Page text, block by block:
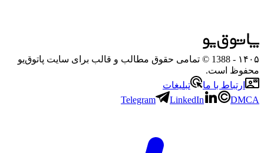
۱۴۰۵
- 1388 © تمامی حقوق مطالب و قالب برای سایت پاتوق‌یو
محفوظ است.
ارتباط با ما
تبلیغات
Telegram
LinkedIn DMCA